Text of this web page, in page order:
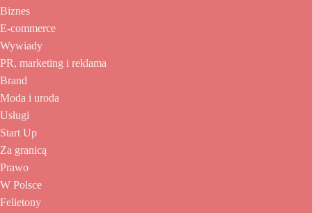
Biznes
E-commerce
Wywiady
PR, marketing i reklama
Brand
Moda i uroda
Usługi
Start Up
Za granicą
Prawo
W Polsce
Felietony